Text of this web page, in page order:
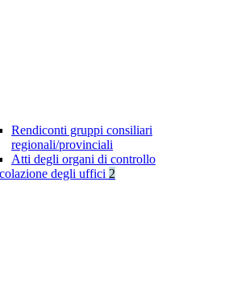
Rendiconti gruppi consiliari
regionali/provinciali
Atti degli organi di controllo
degli uffici 2